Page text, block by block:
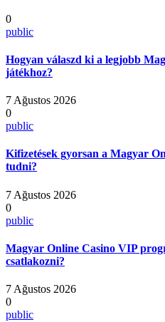
0
public
Hogyan válaszd ki a legjobb
játékhoz?
7 Ağustos 2026
0
public
Kifizetések gyorsan a Magyar
tudni?
7 Ağustos 2026
0
public
Magyar Online Casino VIP
csatlakozni?
7 Ağustos 2026
0
public